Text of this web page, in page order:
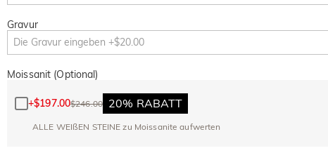
Gravur
Moissanit (Optional)
+$197.00$246.00 20% RABATT
ALLE WEIßEN STEINE zu Moissanite aufwerten